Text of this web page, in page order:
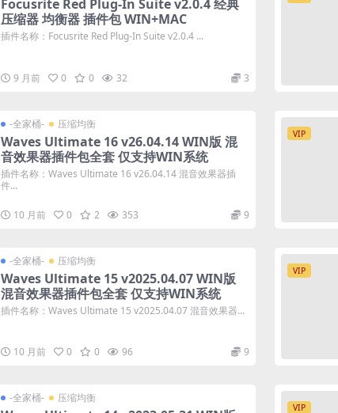
Focusrite Red Plug-In Suite v2.0.4 经典
压缩器 均衡器 插件包 WIN+MAC
插件名称：Focusrite Red Plug-In Suite v2.0.4 ...
9 月前 0 0 32 3
-全家桶- 压缩均衡
Waves Ultimate 16 v26.04.14 WIN版 混
音效果器插件包全套 仅支持WIN系统
插件名称：Waves Ultimate 16 v26.04.14 混音效果器插
件...
10 月前 0 2 353 9
VIP
-全家桶- 压缩均衡
Waves Ultimate 15 v2025.04.07 WIN版
混音效果器插件包全套 仅支持WIN系统
插件名称：Waves Ultimate 15 v2025.04.07 混音效果器...
10 月前 0 0 96 9
VIP
-全家桶- 压缩均衡
VIP